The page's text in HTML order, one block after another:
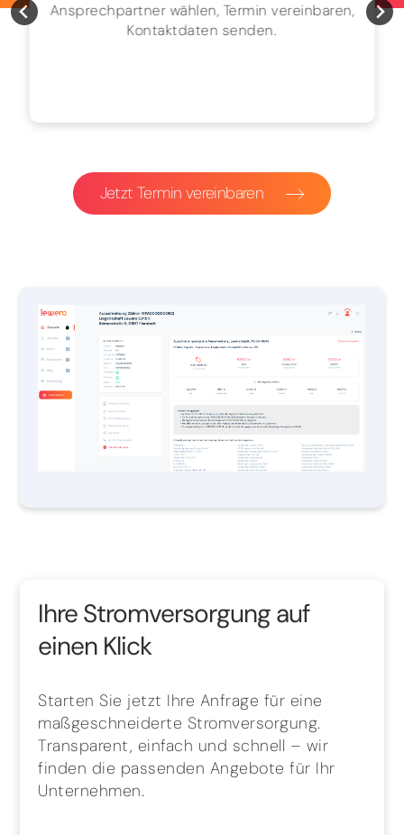
Ansprechpartner wählen, Termin vereinbaren,
Kontaktdaten senden.
Jetzt Termin vereinbaren
Ihre Stromversorgung auf
einen Klick
Starten Sie jetzt Ihre Anfrage für eine
maßgeschneiderte Stromversorgung.
Transparent, einfach und schnell – wir
finden die passenden Angebote für Ihr
Unternehmen.